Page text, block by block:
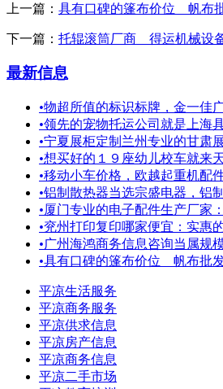
上一篇： 具有口碑的篷布价位 帆布
下一篇： 托辊滚筒厂商 得运机械设
最新信息
•物超所值的标识标牌，金一佳
•领先的宠物托运公司就是上海
•宁夏展柜定制兰州专业的甘肃
•想买好的１９座幼儿校车就来
•移动小车价格，欧越起重机配
•铝制散热器当选宗盛电器，铝
•厦门专业的电子配件生产厂家
•兖州打印复印哪家便宜：实惠
•广州海鸿商务信息咨询当属规
•具有口碑的篷布价位 帆布批
平凉生活服务
平凉商务服务
平凉供求信息
平凉房产信息
平凉商务信息
平凉二手市场